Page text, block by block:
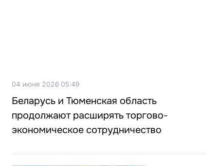
04 июня 2026 05:49
Беларусь и Тюменская область
продолжают расширять торгово-
экономическое сотрудничество